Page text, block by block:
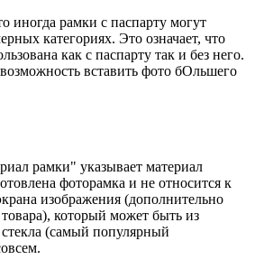
иногда рамки с паспарту могут
категориях. Это означает, что
как с паспарту так и без него.
вставить фото бОльшего
рамки" указывает материал
фоторамка и не относится к
изображения (дополнительно
который может быть из
стекла (самый популярный